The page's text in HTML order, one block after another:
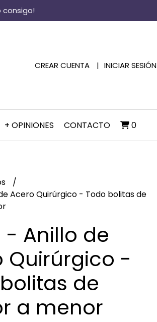
consigo!
CREAR CUENTA INICIAR SESIÓN
+ OPINIONES CONTACTO 0
Acero Quirúrgico - Todo bolitas de
- Anillo de
Quirúrgico -
de
a menor